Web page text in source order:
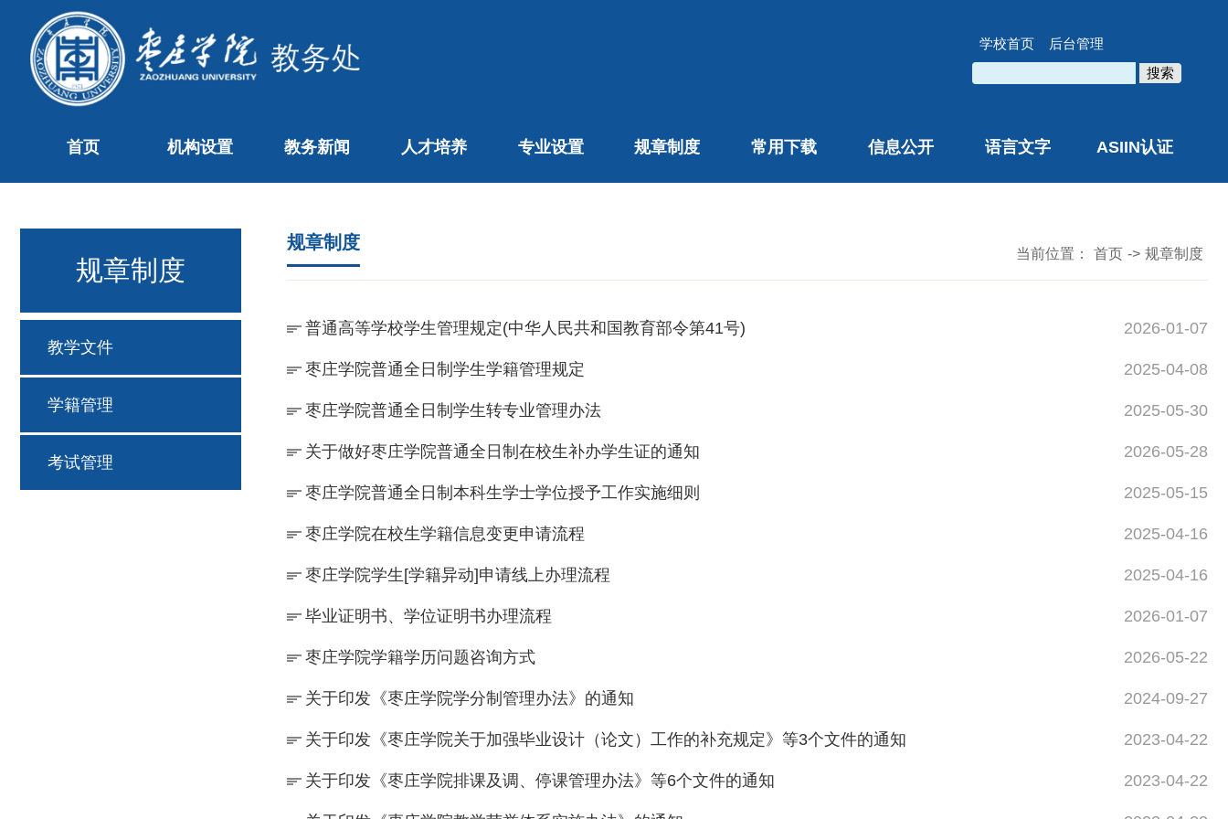
学校首页
后台管理
搜索
首页 机构设置 教务新闻 人才培养 专业设置 规章制度 常用下载 信息公开 语言文字 ASIIN认证
规章制度
教学文件
学籍管理
考试管理
规章制度
当前位置： 首页 -> 规章制度
普通高等学校学生管理规定(中华人民共和国教育部令第41号) 2026-01-07
枣庄学院普通全日制学生学籍管理规定 2025-04-08
枣庄学院普通全日制学生转专业管理办法 2025-05-30
关于做好枣庄学院普通全日制在校生补办学生证的通知 2026-05-28
枣庄学院普通全日制本科生学士学位授予工作实施细则 2025-05-15
枣庄学院在校生学籍信息变更申请流程 2025-04-16
枣庄学院学生[学籍异动]申请线上办理流程 2025-04-16
毕业证明书、学位证明书办理流程 2026-01-07
枣庄学院学籍学历问题咨询方式 2026-05-22
关于印发《枣庄学院学分制管理办法》的通知 2024-09-27
关于印发《枣庄学院关于加强毕业设计（论文）工作的补充规定》等3个文件的通知 2023-04-22
关于印发《枣庄学院排课及调、停课管理办法》等6个文件的通知 2023-04-22